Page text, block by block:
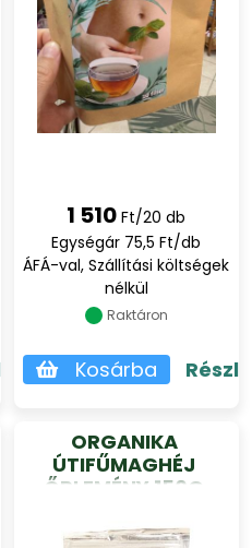
1 510 Ft/20 db
Egységár 75,5 Ft/db
ÁFÁ-val, Szállítási költségek
nélkül
Raktáron
Kosárba
ORGANIKA
ÚTIFŰMAGHÉJ
ŐRLEMÉNY 150G